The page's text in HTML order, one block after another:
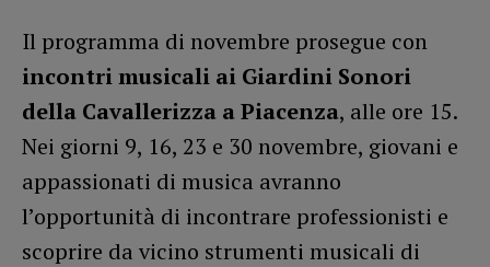
Il programma di novembre prosegue con
incontri musicali ai Giardini Sonori
della Cavallerizza a Piacenza, alle ore 15.
Nei giorni 9, 16, 23 e 30 novembre, giovani e
appassionati di musica avranno
l’opportunità di incontrare professionisti e
scoprire da vicino strumenti musicali di